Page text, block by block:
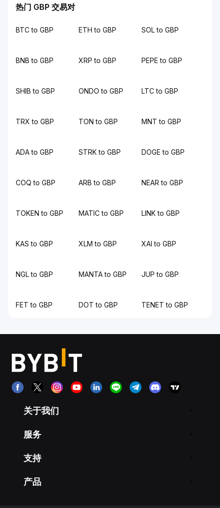
热门 GBP 交易对
BTC to GBP ETH to GBP SOL to GBP
BNB to GBP XRP to GBP PEPE to GBP
SHIB to GBP ONDO to GBP LTC to GBP
TRX to GBP TON to GBP MNT to GBP
ADA to GBP STRK to GBP DOGE to GBP
COQ to GBP ARB to GBP NEAR to GBP
TOKEN to GBP MATIC to GBP LINK to GBP
KAS to GBP XLM to GBP XAI to GBP
NGL to GBP MANTA to GBP JUP to GBP
FET to GBP DOT to GBP TENET to GBP
关于我们
服务
支持
产品